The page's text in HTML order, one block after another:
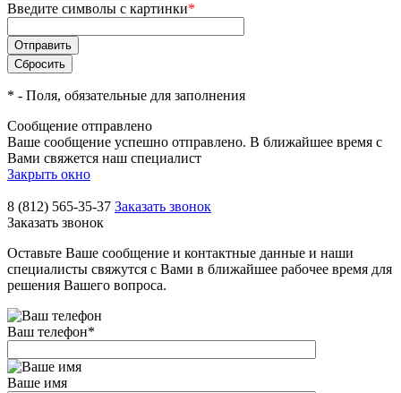
Введите символы с картинки*
* - Поля, обязательные для заполнения
Сообщение отправлено
Ваше сообщение успешно отправлено. В ближайшее время с
Вами свяжется наш специалист
Закрыть окно
8 (812) 565-35-37 Заказать звонок
Заказать звонок
Оставьте Ваше сообщение и контактные данные и наши
специалисты свяжутся с Вами в ближайшее рабочее время для
решения Вашего вопроса.
Ваш телефон*
Ваше имя